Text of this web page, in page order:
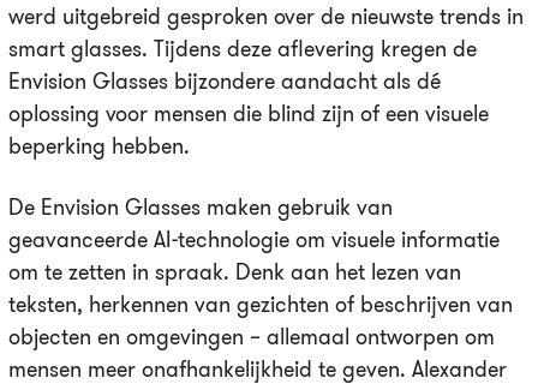
werd uitgebreid gesproken over de nieuwste trends in
smart glasses. Tijdens deze aflevering kregen de
Envision Glasses bijzondere aandacht als dé
oplossing voor mensen die blind zijn of een visuele
beperking hebben.
De Envision Glasses maken gebruik van
geavanceerde AI-technologie om visuele informatie
om te zetten in spraak. Denk aan het lezen van
teksten, herkennen van gezichten of beschrijven van
objecten en omgevingen – allemaal ontworpen om
mensen meer onafhankelijkheid te geven. Alexander